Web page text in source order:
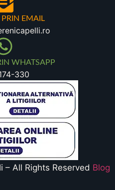
EMAIL
WHATSAPP
330
All Rights Reserved Blog